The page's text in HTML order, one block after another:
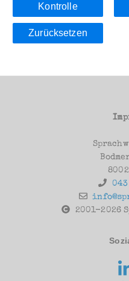
Kontrolle
Zurücksetzen
043
2001-2026